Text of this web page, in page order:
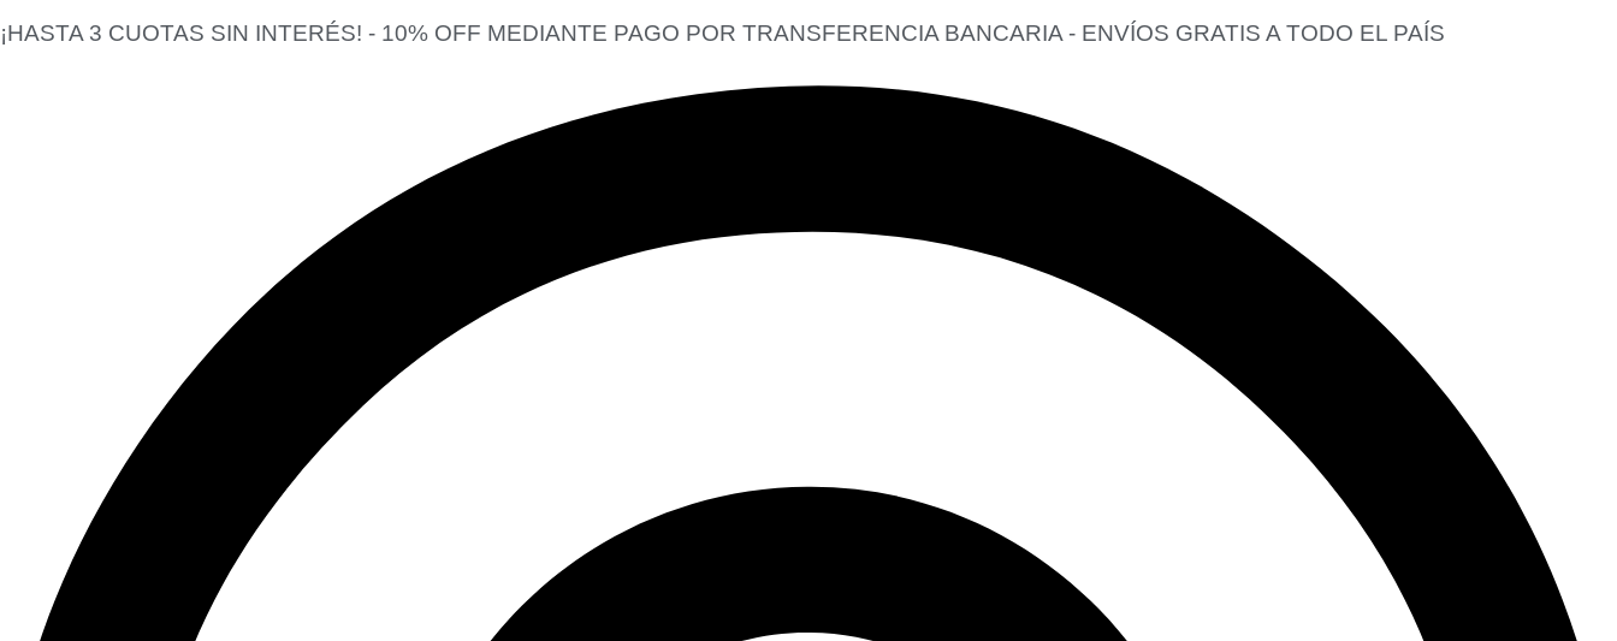
¡HASTA 3 CUOTAS SIN INTERÉS! - 10% OFF MEDIANTE PAGO POR TRANSFERENCIA BANCARIA - ENVÍOS GRATIS A TODO EL PAÍS